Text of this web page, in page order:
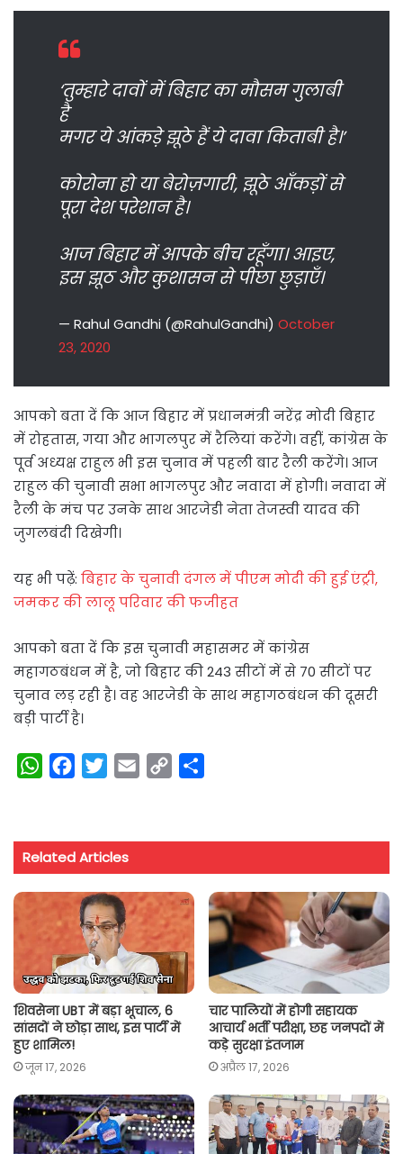
‘तुम्हारे दावों में बिहार का मौसम गुलाबी
है
मगर ये आंकड़े झूठे हैं ये दावा किताबी है।’
कोरोना हो या बेरोज़गारी, झूठे आँकड़ों से
पूरा देश परेशान है।
आज बिहार में आपके बीच रहूँगा। आइए,
इस झूठ और कुशासन से पीछा छुड़ाएँ।
— Rahul Gandhi (@RahulGandhi) October
23, 2020
आपको बता दें कि आज बिहार में प्रधानमंत्री नरेंद्र मोदी बिहार
में रोहतास, गया और भागलपुर में रैलियां करेंगे। वहीं, कांग्रेस के
पूर्व अध्यक्ष राहुल भी इस चुनाव में पहली बार रैली करेंगे। आज
राहुल की चुनावी सभा भागलपुर और नवादा में होगी। नवादा में
रैली के मंच पर उनके साथ आरजेडी नेता तेजस्वी यादव की
जुगलबंदी दिखेगी।
यह भी पढ़ें: बिहार के चुनावी दंगल में पीएम मोदी की हुई एंट्री,
जमकर की लालू परिवार की फजीहत
आपको बता दें कि इस चुनावी महासमर में कांग्रेस
महागठबंधन में है, जो बिहार की 243 सीटों में से 70 सीटों पर
चुनाव लड़ रही है। वह आरजेडी के साथ महागठबंधन की दूसरी
बड़ी पार्टी है।
W
t
s
A
p
e
b
o
o
k
t
t
e
r
i
y
i
n
k
r
Related Articles
शिवसेना UBT में बड़ा भूचाल, 6
सांसदों ने छोड़ा साथ, इस पार्टी में
हुए शामिल!
जून 17, 2026
चार पालियों में होगी सहायक
आचार्य भर्ती परीक्षा, छह जनपदों में
कड़े सुरक्षा इंतजाम
अप्रैल 17, 2026